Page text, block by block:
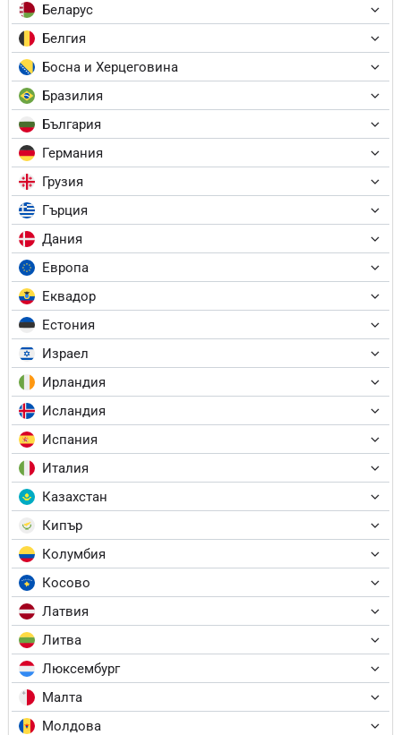
Беларус
Белгия
Босна и Херцеговина
Бразилия
България
Германия
Грузия
Гърция
Дания
Европа
Еквадор
Естония
Израел
Ирландия
Исландия
Испания
Италия
Казахстан
Кипър
Колумбия
Косово
Латвия
Литва
Люксембург
Малта
Молдова